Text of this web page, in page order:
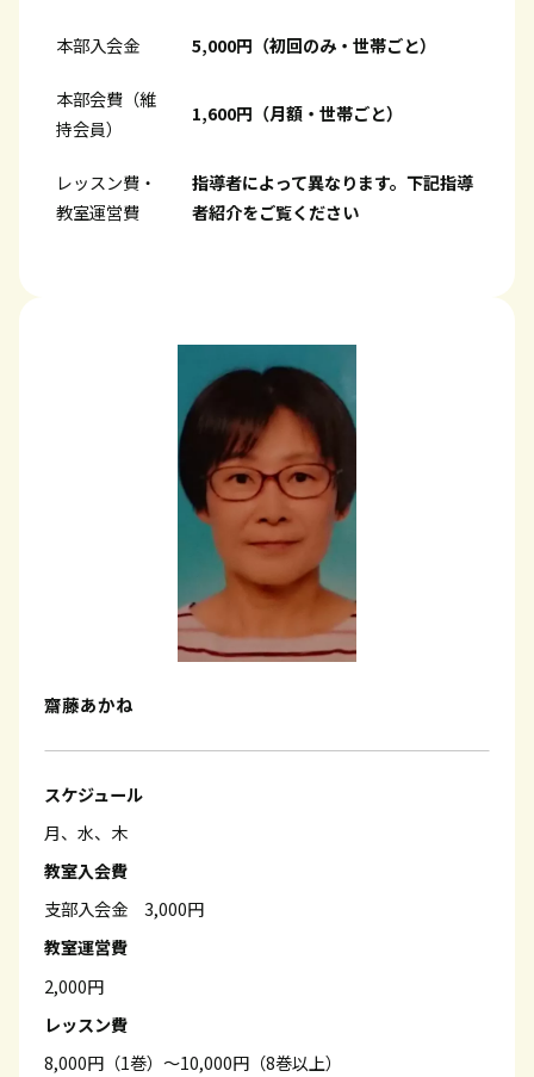
本部入会金 5,000円（初回のみ・世帯ごと）
本部会費（維
持会員）
1,600円（月額・世帯ごと）
レッスン費・
教室運営費
指導者によって異なります。下記指導
者紹介をご覧ください
齋藤あかね
スケジュール
月、水、木
教室入会費
支部入会金 3,000円
教室運営費
2,000円
レッスン費
8,000円（1巻）～10,000円（8巻以上）